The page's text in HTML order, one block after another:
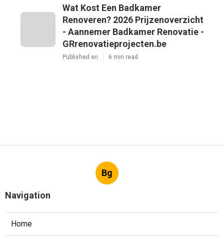
Wat Kost Een Badkamer
Renoveren? 2026 Prijzenoverzicht
- Aannemer Badkamer Renovatie -
GRrenovatieprojecten.be
Published en 6 min read
Bg
Navigation
Home